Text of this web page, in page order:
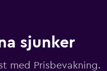
sjunker
med Prisbevakning.